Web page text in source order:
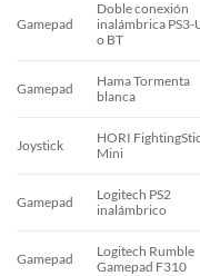
Gamepad
Doble conexión
inalámbrica PS3-
o BT
Gamepad
Hama Tormenta
blanca
Joystick
HORI
Mini
Gamepad
Logitech PS2
inalámbrico
Gamepad
Logitech Rumble
Gamepad F310